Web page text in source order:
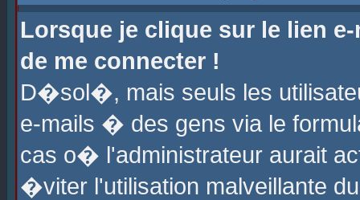
Lorsque je clique sur le lien
de me connecter !
D�sol�, mais seuls les
e-mails � des gens via le
cas o� l'administrateur aurait
�viter l'utilisation malveillante